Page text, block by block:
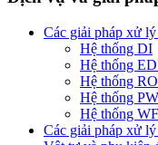
Các giải pháp xử lý
Hệ thống DI
Hệ thống
Hệ thống RO
Hệ thống PW
Hệ thống
Các giải pháp xử